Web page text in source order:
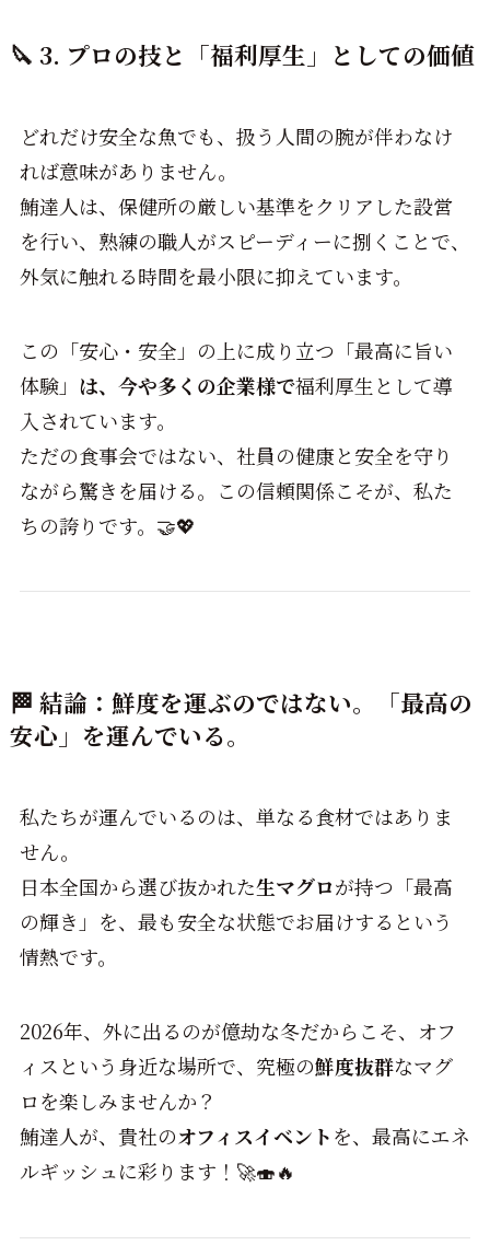
🔪 3. プロの技と「福利厚生」としての価値
どれだけ安全な魚でも、扱う人間の腕が伴わなけ
れば意味がありません。
鮪達人は、保健所の厳しい基準をクリアした設営
を行い、熟練の職人がスピーディーに捌くことで、
外気に触れる時間を最小限に抑えています。
この「安心・安全」の上に成り立つ「最高に旨い
体験」 は、今や多くの企業様で福利厚生として導
入されています。
ただの食事会ではない、社員の健康と安全を守り
ながら驚きを届ける。この信頼関係こそが、私た
ちの誇りです。🤝💖
🏁 結論：鮮度を運ぶのではない。「最高の
安心」を運んでいる。
私たちが運んでいるのは、単なる食材ではありま
せん。
日本全国から選び抜かれた生マグロが持つ「最高
の輝き」を、最も安全な状態でお届けするという
情熱です。
2026年、外に出るのが億劫な冬だからこそ、オフ
ィスという身近な場所で、究極の鮮度抜群なマグ
ロを楽しみませんか？
鮪達人が、貴社のオフィスイベントを、最高にエネ
ルギッシュに彩ります！🚀🍣🔥